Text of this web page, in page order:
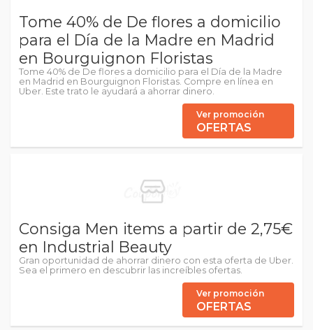
Tome 40% de De flores a domicilio
para el Día de la Madre en Madrid
en Bourguignon Floristas
Tome 40% de De flores a domicilio para el Día de la Madre
en Madrid en Bourguignon Floristas. Compre en línea en
Uber. Este trato le ayudará a ahorrar dinero.
Ver promoción
OFERTAS
Consiga Men items a partir de 2,75€
en Industrial Beauty
Gran oportunidad de ahorrar dinero con esta oferta de Uber.
Sea el primero en descubrir las increíbles ofertas.
Ver promoción
OFERTAS